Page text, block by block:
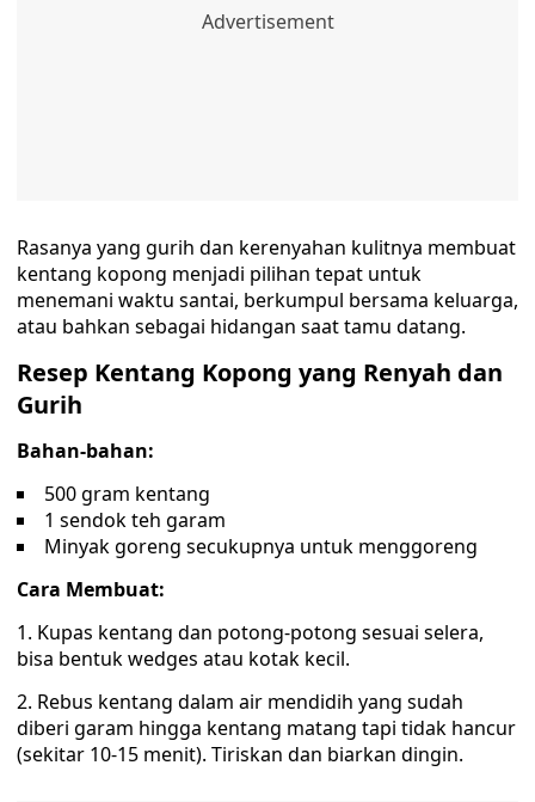
Rasanya yang gurih dan kerenyahan kulitnya membuat
kentang kopong menjadi pilihan tepat untuk
menemani waktu santai, berkumpul bersama keluarga,
atau bahkan sebagai hidangan saat tamu datang.
Resep Kentang Kopong yang Renyah dan
Gurih
Bahan-bahan:
500 gram kentang
1 sendok teh garam
Minyak goreng secukupnya untuk menggoreng
Cara Membuat:
1. Kupas kentang dan potong-potong sesuai selera,
bisa bentuk wedges atau kotak kecil.
2. Rebus kentang dalam air mendidih yang sudah
diberi garam hingga kentang matang tapi tidak hancur
(sekitar 10-15 menit). Tiriskan dan biarkan dingin.